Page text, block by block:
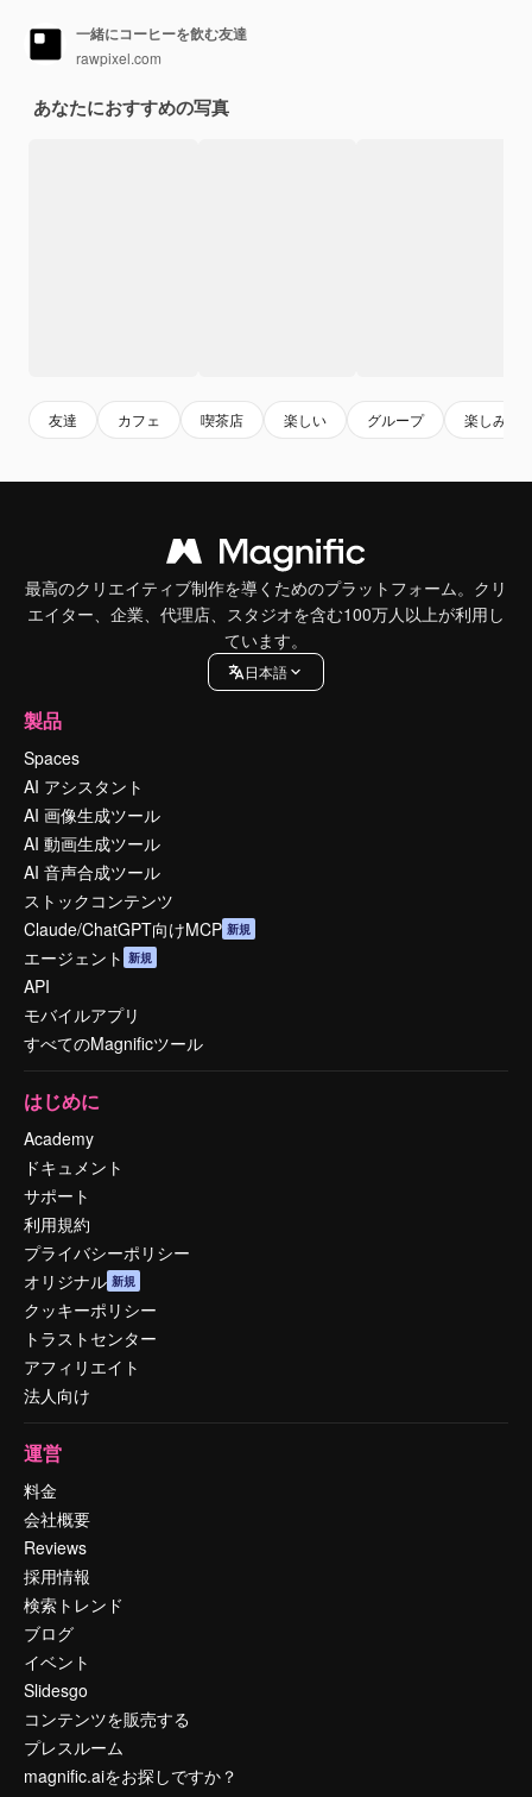
一緒にコーヒーを飲む友達
rawpixel.com
あなたにおすすめの写真
友達 カフェ 喫茶店 楽しい グループ 楽しみ
最高のクリエイティブ制作を導くためのプラットフォーム。クリ
エイター、企業、代理店、スタジオを含む100万人以上が利用し
ています。
日本語
製品
Spaces
AI アシスタント
AI 画像生成ツール
AI 動画生成ツール
AI 音声合成ツール
ストックコンテンツ
Claude/ChatGPT向けMCP 新規
エージェント 新規
API
モバイルアプリ
すべてのMagnificツール
はじめに
Academy
ドキュメント
サポート
利用規約
プライバシーポリシー
オリジナル 新規
クッキーポリシー
トラストセンター
アフィリエイト
法人向け
運営
料金
会社概要
Reviews
採用情報
検索トレンド
ブログ
イベント
Slidesgo
コンテンツを販売する
プレスルーム
magnific.aiをお探しですか？